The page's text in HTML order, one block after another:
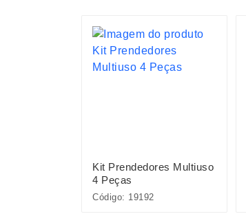
Kit Prendedores Multiuso
4 Peças
Código: 19192